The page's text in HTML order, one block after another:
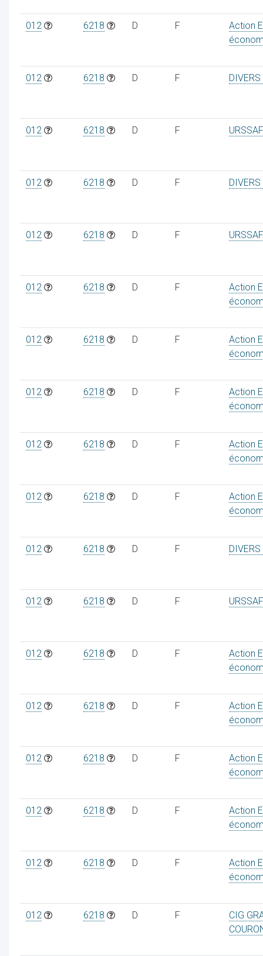
012 6218 D F
Action
012 6218 D F
012 6218 D F
012 6218 D F
012 6218 D F
012 6218 D F
Action
012 6218 D F
Action
012 6218 D F
Action
012 6218 D F
Action
012 6218 D F
Action
012 6218 D F
012 6218 D F
012 6218 D F
Action
012 6218 D F
Action
012 6218 D F
Action
012 6218 D F
Action
012 6218 D F
Action
012 6218 D F
CIG